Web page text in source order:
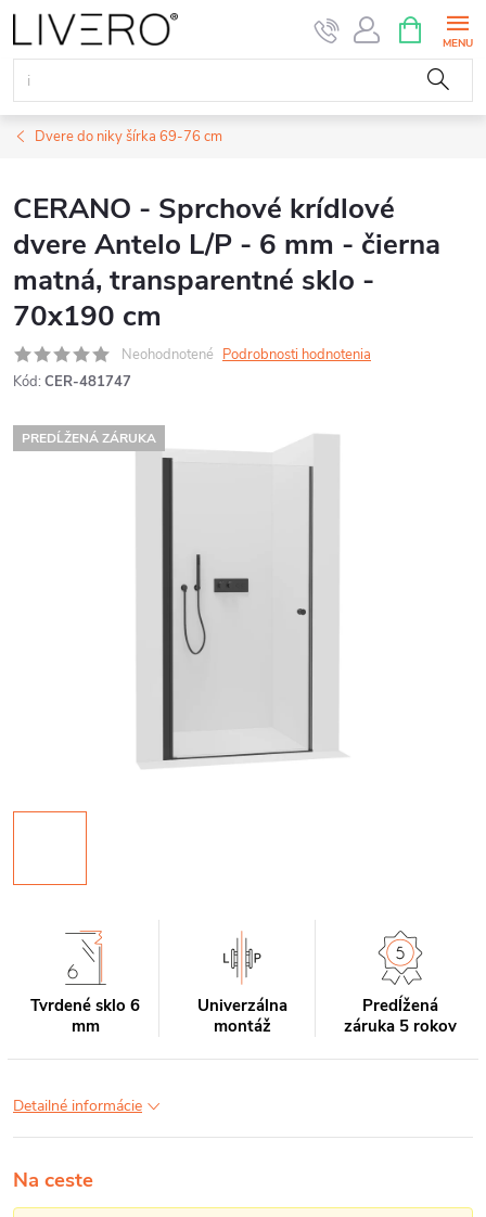
Prejsť
na
obsah
KOŠÍK
Dvere do niky šírka 69-76 cm
CERANO - Sprchové krídlové
dvere Antelo L/P - 6 mm - čierna
matná, transparentné sklo -
70x190 cm
Neohodnotené Podrobnosti hodnotenia
Kód: CER-481747
PREDĹŽENÁ ZÁRUKA
Tvrdené sklo 6
mm
Univerzálna
montáž
Predĺžená
záruka 5 rokov
Detailné informácie
Na ceste